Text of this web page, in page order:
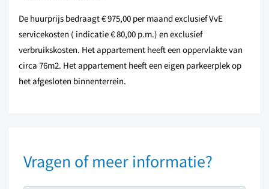
De huurprijs bedraagt € 975,00 per maand exclusief VvE
servicekosten ( indicatie € 80,00 p.m.) en exclusief
verbruikskosten. Het appartement heeft een oppervlakte van
circa 76m2. Het appartement heeft een eigen parkeerplek op
het afgesloten binnenterrein.
Vragen of meer informatie?